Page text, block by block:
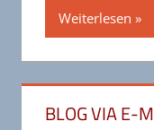
Weiterlesen
BLOG VIA E-